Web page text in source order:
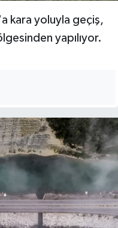
kara yoluyla geçiş,
yapılıyor.